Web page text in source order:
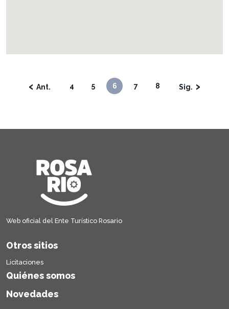
‹ 4 5 6 7 8 ›
Web oficial del Ente Turístico Rosario
Otros sitios
Licitaciones
Quiénes somos
Novedades